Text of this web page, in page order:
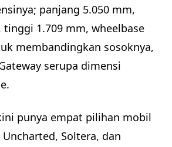
panjang 5.050 mm,
tinggi 1.709 mm, wheelbase
membandingkan sosoknya,
serupa dimensi
punya empat pilihan mobil
Soltera, dan